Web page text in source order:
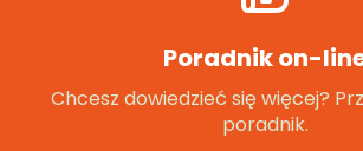
Poradnik on-
Chcesz dowiedzieć się więcej?
poradnik.